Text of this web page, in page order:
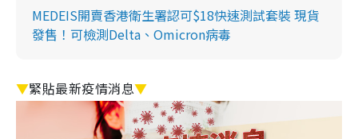
MEDEIS開賣香港衛生署認可$18快速測試套裝 現貨
發售！可檢測Delta、Omicron病毒
▼緊貼最新疫情消息▼